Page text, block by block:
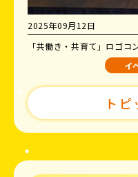
2025年09月12日
「共働き・共育て」ロゴコ
イ
ト